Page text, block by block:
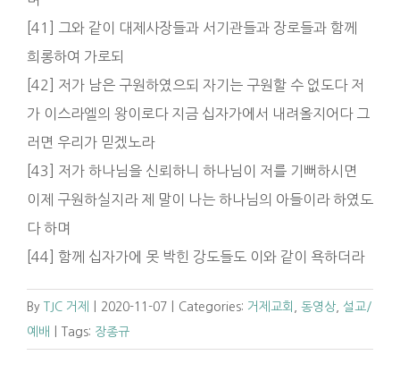
[41] 그와 같이 대제사장들과 서기관들과 장로들과 함께
희롱하여 가로되
[42] 저가 남은 구원하였으되 자기는 구원할 수 없도다 저
가 이스라엘의 왕이로다 지금 십자가에서 내려올지어다 그
러면 우리가 믿겠노라
[43] 저가 하나님을 신뢰하니 하나님이 저를 기뻐하시면
이제 구원하실지라 제 말이 나는 하나님의 아들이라 하였도
다 하며
[44] 함께 십자가에 못 박힌 강도들도 이와 같이 욕하더라
By TJC 거제 2020-11-07 Categories: 거제교회 동영상
설교/
예배
Tags: 장종규